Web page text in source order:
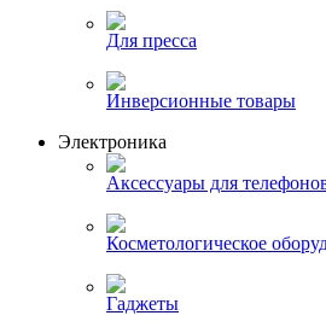
Для пресса
Инверсионные товары
Электроника
Аксессуары для
Косметологическое
Гаджеты